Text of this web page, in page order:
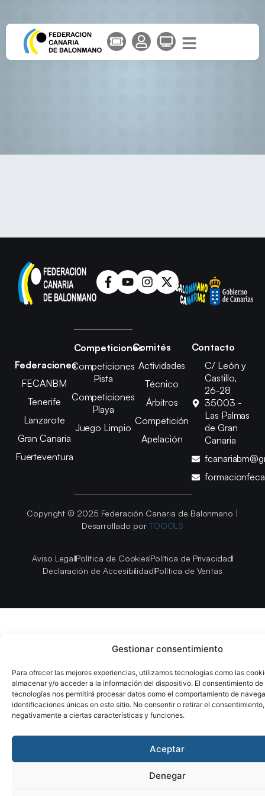
Gestionar consentimiento
Para ofrecer las mejores experiencias, utilizamos tecnologías como las
almacenar y/o acceder a la información del dispositivo. El consentimiento de
tecnologías nos permitirá procesar datos como el comportamiento de
identificaciones únicas en este sitio. No consentir o retirar el
negativamente a ciertas características y funciones.
Aceptar
Denegar
Federaciones
FECANBM
Tenerife
Lanzarote
Gran Canaria
Fuerteventura
Competiciones
Competiciones
Pista
Competiciones
Playa
Juego Limpio
Comités
Actividades
Técnico
Árbitros
Competición
Apelación
Contacto
C/ León y
Castillo,
26-28
35003 -
Las Palmas
de Gran
Canaria
Copyright © 2025 Federación Canaria de Balonmano |
Desarrollado por TOOOLS
Aviso LegalPolítica de CookiesPolítica de Privacidad
Declaración de AccesibilidadPolítica de Ventas